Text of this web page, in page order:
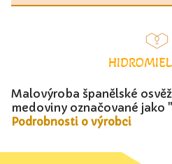
Malovýroba španělské
medoviny označované jako
Podrobnosti o výrobci